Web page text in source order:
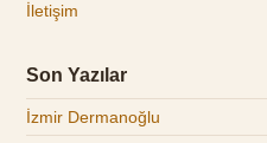
İletişim
Son Yazılar
İzmir Dermanoğlu